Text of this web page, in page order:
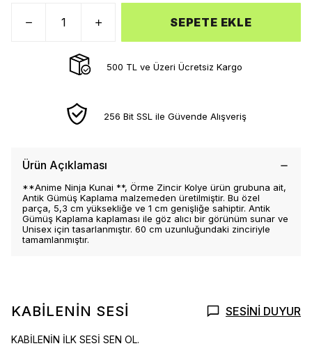
SEPETE EKLE
500 TL ve Üzeri Ücretsiz Kargo
256 Bit SSL ile Güvende Alışveriş
Ürün Açıklaması
**Anime Ninja Kunai **, Örme Zincir Kolye ürün grubuna ait,
Antik Gümüş Kaplama malzemeden üretilmiştir. Bu özel
parça, 5,3 cm yüksekliğe ve 1 cm genişliğe sahiptir. Antik
Gümüş Kaplama kaplaması ile göz alıcı bir görünüm sunar ve
Unisex için tasarlanmıştır. 60 cm uzunluğundaki zinciriyle
tamamlanmıştır.
KABİLENİN SESİ SESİNİ DUYUR
KABİLENİN İLK SESİ SEN OL.